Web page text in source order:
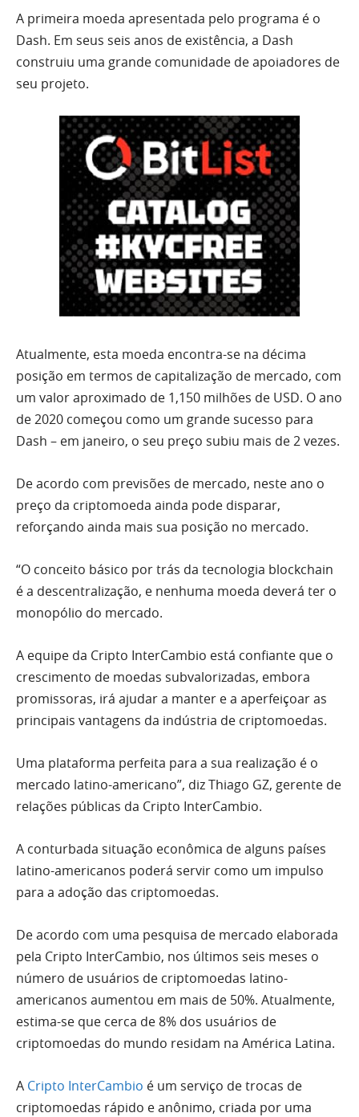
A primeira moeda apresentada pelo programa é o
Dash. Em seus seis anos de existência, a Dash
construiu uma grande comunidade de apoiadores de
seu projeto.
Atualmente, esta moeda encontra-se na décima
posição em termos de capitalização de mercado, com
um valor aproximado de 1,150 milhões de USD. O ano
de 2020 começou como um grande sucesso para
Dash – em janeiro, o seu preço subiu mais de 2 vezes.
De acordo com previsões de mercado, neste ano o
preço da criptomoeda ainda pode disparar,
reforçando ainda mais sua posição no mercado.
“O conceito básico por trás da tecnologia blockchain
é a descentralização, e nenhuma moeda deverá ter o
monopólio do mercado.
A equipe da Cripto InterCambio está confiante que o
crescimento de moedas subvalorizadas, embora
promissoras, irá ajudar a manter e a aperfeiçoar as
principais vantagens da indústria de criptomoedas.
Uma plataforma perfeita para a sua realização é o
mercado latino-americano”, diz Thiago GZ, gerente de
relações públicas da Cripto InterCambio.
A conturbada situação econômica de alguns países
latino-americanos poderá servir como um impulso
para a adoção das criptomoedas.
De acordo com uma pesquisa de mercado elaborada
pela Cripto InterCambio, nos últimos seis meses o
número de usuários de criptomoedas latino-
americanos aumentou em mais de 50%. Atualmente,
estima-se que cerca de 8% dos usuários de
criptomoedas do mundo residam na América Latina.
A Cripto InterCambio é um serviço de trocas de
criptomoedas rápido e anônimo, criada por uma